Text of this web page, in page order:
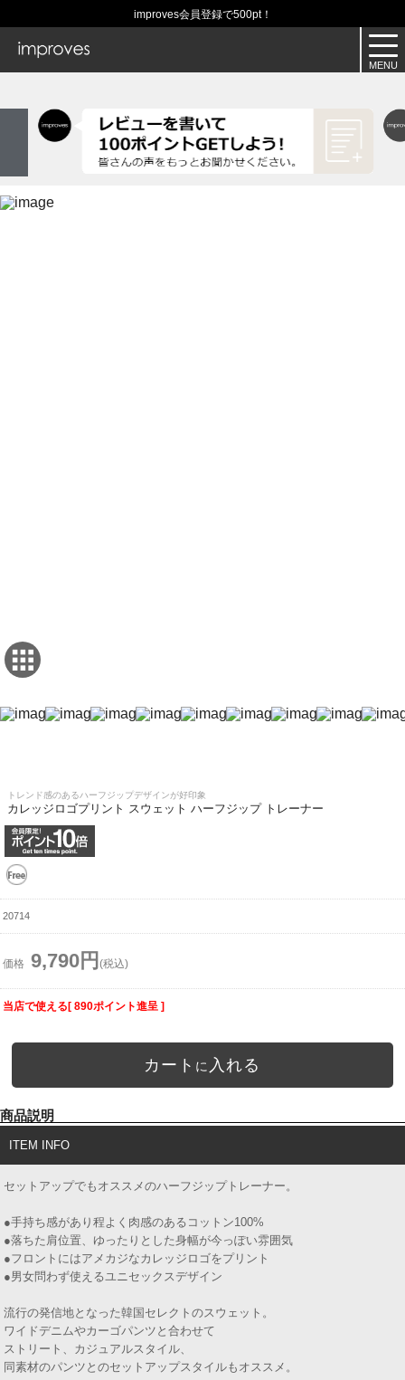
improves会員登録で500pt！
トレンド感のあるハーフジップデザインが好印象
カレッジロゴプリント スウェット ハーフジップ トレーナー
20714
価格 9,790円 (税込)
当店で使える[ 890ポイント進呈 ]
カート に 入れる
商品説明
ITEM INFO
セットアップでもオススメのハーフジップトレーナー。
●手持ち感があり程よく肉感のあるコットン100%
●落ちた肩位置、ゆったりとした身幅が今っぽい雰囲気
●フロントにはアメカジなカレッジロゴをプリント
●男女問わず使えるユニセックスデザイン
流行の発信地となった韓国セレクトのスウェット。
ワイドデニムやカーゴパンツと合わせて
ストリート、カジュアルスタイル、
同素材のパンツとのセットアップスタイルもオススメ。